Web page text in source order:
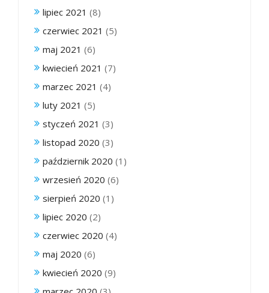
lipiec 2021 (8)
czerwiec 2021 (5)
maj 2021 (6)
kwiecień 2021 (7)
marzec 2021 (4)
luty 2021 (5)
styczeń 2021 (3)
listopad 2020 (3)
październik 2020 (1)
wrzesień 2020 (6)
sierpień 2020 (1)
lipiec 2020 (2)
czerwiec 2020 (4)
maj 2020 (6)
kwiecień 2020 (9)